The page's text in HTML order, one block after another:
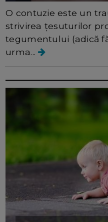
O contuzie este un
strivirea țesuturilor
tegumentului (adică
urma...